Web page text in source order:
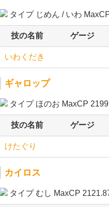
タイプ じめん / いわ
技の名前 ゲージ
いわくだき
ギャロップ
タイプ ほのお MaxCP
技の名前 ゲージ
けたぐり
カイロス
タイプ むし MaxCP